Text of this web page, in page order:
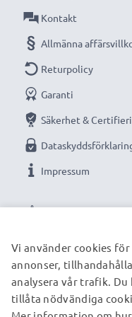
✔ Högkvalitativt
kvalitetsladdningskabel
överhettning och
Kompakt,
för användning som
✔ Flexibel
Tekniska data:
Strömstyrka /
Effekt / Power Watt:
Kabellängd: 1.5m
VÅRA
Kontakt
Allmänna
Returpolicy
Garanti
Säkerhet &
Impressum
VÅRA
Vi använder cookies
annonser,
analysera vår trafik. Du
tillåta nödvändiga